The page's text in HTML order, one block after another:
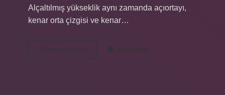
Alçaltılmış yükseklik aynı zamanda açıortayı,
kenar orta çizgisi ve kenar…